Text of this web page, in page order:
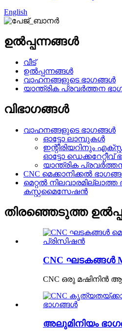
English
ഉൽപ്പന്നങ്ങൾ
വീട്
ഉൽപ്പന്നങ്ങൾ
വാഹനങ്ങളുടെ ഭാഗങ്ങൾ
യാന്ത്രിക പ്രവർത്തന
വിഭാഗങ്ങൾ
വാഹനങ്ങളുടെ ഭാഗങ്ങൾ
ഓട്ടോ ലാമ്പുകൾ
ഇന്റീരിയറിനും
ഓട്ടോ ഡെക്കറേറ്റീവ്
യാന്ത്രിക
CNC മെക്കാനിക്കൽ
മെറ്റൽ
കസ്റ്റമൈസേഷൻ
തിരഞ്ഞെടുത്ത
CNC ഘടകങ്ങൾ
CNC ഒരു മഷിനിൻ
അലുമിനിയം